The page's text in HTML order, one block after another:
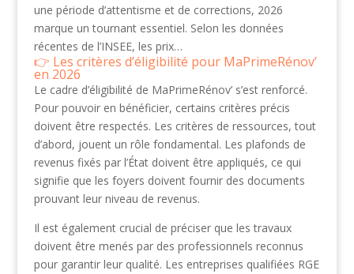
une période d’attentisme et de corrections, 2026
marque un tournant essentiel. Selon les données
récentes de l’INSEE, les prix…
Les critères d’éligibilité pour MaPrimeRénov’
en 2026
Le cadre d’éligibilité de MaPrimeRénov’ s’est renforcé.
Pour pouvoir en bénéficier, certains critères précis
doivent être respectés. Les critères de ressources, tout
d’abord, jouent un rôle fondamental. Les plafonds de
revenus fixés par l’État doivent être appliqués, ce qui
signifie que les foyers doivent fournir des documents
prouvant leur niveau de revenus.
Il est également crucial de préciser que les travaux
doivent être menés par des professionnels reconnus
pour garantir leur qualité. Les entreprises qualifiées RGE